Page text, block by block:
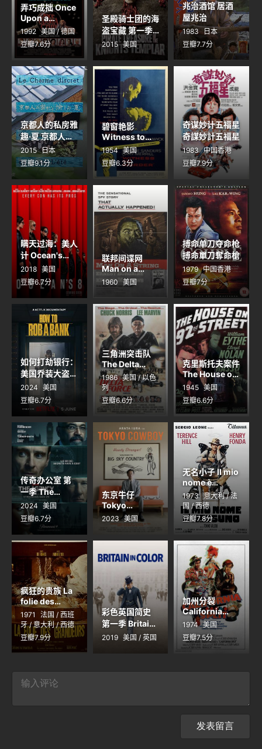
弄巧成拙 Once
Upon a
Crime...
1992 美国 / 德国
豆瓣7.6分
圣殿骑士团的海
盗宝藏 第一季
Pirate
Treasure of
the Knight's
Templar
Season 1
2015 美国
兆治酒馆 居酒
屋兆治
1983
日本
豆瓣7.7分
京都人的私房雅
趣·夏 京都人の
密かな愉しみ
夏
2015 日本
豆瓣9.1分
碧窗艳影
Witness to
Murder
1954 美国
豆瓣6.3分
奇谋妙计五福星
奇謀妙計五福星
1983
中国香港
豆瓣7.9分
瞒天过海：美人
计 Ocean's
Eight
2018 美国
豆瓣6.7分
联邦间谍网
Man on a
String
1960 美国
搏命单刀夺命枪
搏命單刀奪命槍
1979 中国香港
豆瓣7分
如何打劫银行：
美国乔装大盗
How to Rob a
Bank
2024 美国
豆瓣6.7分
三角洲突击队
The Delta
Force
1986 美国 / 以色
列
豆瓣6.6分
克里斯托夫案件
The House on
92nd Street
1945 美国
豆瓣6.6分
传奇办公室 第
一季 The
Agency
Season 1
2024 美国
豆瓣6.7分
东京牛仔
Tokyo
Cowboy
2023 美国
无名小子 Il mio
nome è
Nessuno
1973 意大利 / 法
国 / 西德
豆瓣7.8分
疯狂的贵族 La
folie des
grandeurs
1971
法国 / 西班
牙 / 意大利 / 西德
豆瓣7.9分
彩色英国简史
第一季 Britain
in Color
Season 1
2019 美国 / 英国
加州分裂
California
Split
1974 美国
豆瓣7.5分
发表留言